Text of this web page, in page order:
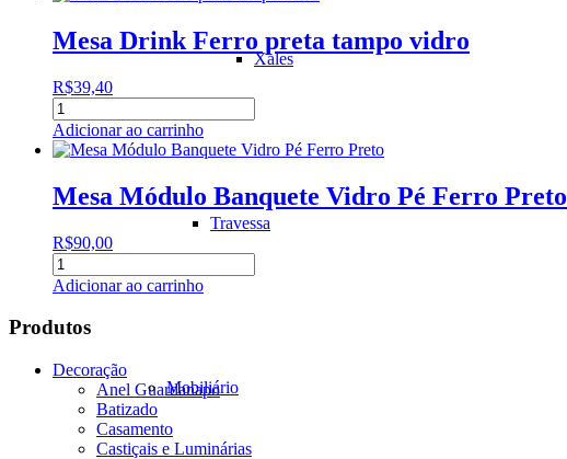
Xales
Travessa
Mobiliário
Mesa Drink Ferro preta tampo vidro
R$39,40
Mesa
Drink
Ferro
tampo
vidro
Adicionar ao carrinho
Mesa Módulo Banquete Vidro Pé Ferro Preto
R$90,00
Mesa
Módulo
Vidro
Pé
Ferro
Preto
quantidade
Adicionar ao carrinho
Produtos
Decoração
Anel Guardanapo
Batizado
Casamento
Castiçais e Luminárias